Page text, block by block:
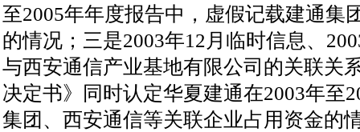
至2005年年度报告中，虚假记载建通集
的情况；三是2003年12月临时信息、
与西安通信产业基地有限公司的关联关
决定书》同时认定华夏建通在2003年至
集团、西安通信等关联企业占用资金的